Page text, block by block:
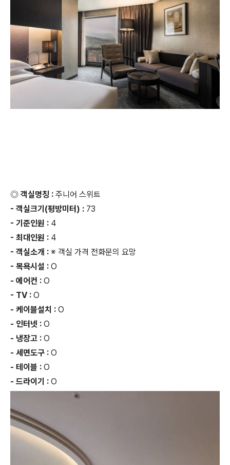
◎ 객실명칭 : 주니어 스위트
- 객실크기(평방미터) : 73
- 기준인원 : 4
- 최대인원 : 4
- 객실소개 : ※ 객실 가격 전화문의 요망
- 목욕시설 : O
- 에어컨 : O
- TV : O
- 케이블설치 : O
- 인터넷 : O
- 냉장고 : O
- 세면도구 : O
- 테이블 : O
- 드라이기 : O